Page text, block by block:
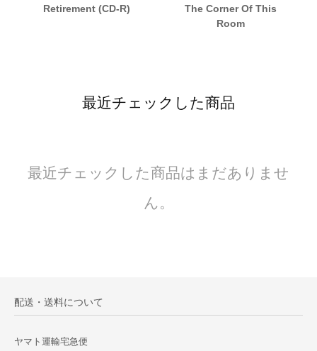
Retirement (CD-R)
The Corner Of This
Room
最近チェックした商品
最近チェックした商品はまだありませ
ん。
配送・送料について
ヤマト運輸宅急便